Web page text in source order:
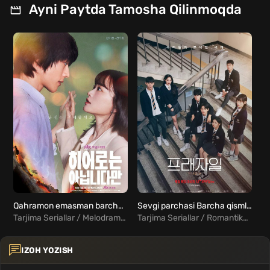
Ayni Paytda Tamosha Qilinmoqda
Qahramon emasman barcha qismlar Uzbek tilida
Tarjima Seriallar / Melodrama / Fantastika / Xorij Seriallar Uzbek Tilida
Sevgi parchasi Barcha qismlar Uzbek Tilida
Tarjima Seriallar / Romantika / Xorij Seriallar Uzbek Tilida
IZOH YOZISH